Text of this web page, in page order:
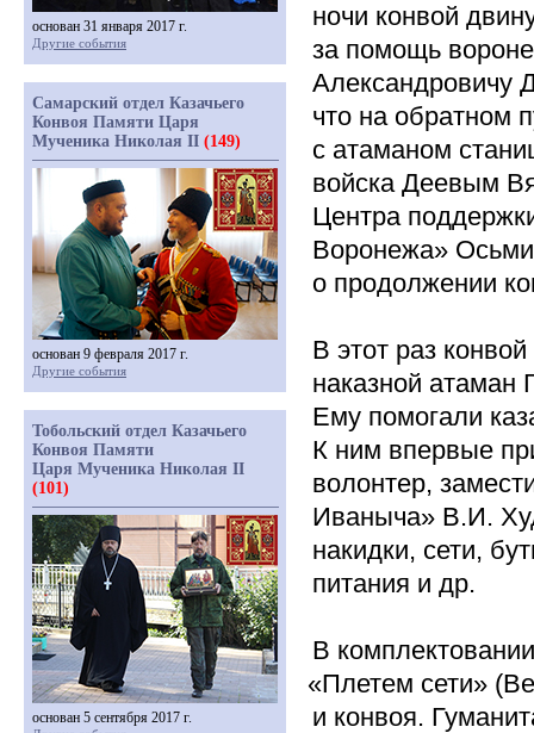
ночи конвой
за помощь
Александровичу
что на обратном
с атаманом
войска Деевым
Центра
Воронежа»
о продолжении
В этот раз
наказной атаман
Ему помогали
К ним впервые
волонтер,
Иваныча» В.И.
накидки, сети,
питания и др.
В
«Плетем сети»
и конвоя.
основан 31 января 2017 г.
Другие события
Самарский отдел Казачьего
Конвоя Памяти Царя
Мученика Николая II (149)
основан 9 февраля 2017 г.
Другие события
Тобольский отдел Казачьего
Конвоя Памяти
Царя Мученика Николая II
(101)
основан 5 сентября 2017 г.